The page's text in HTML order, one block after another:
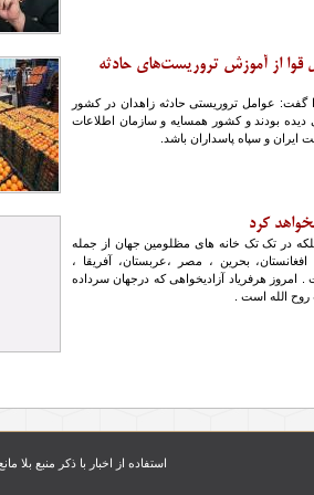
قوا از آموزش تروریست‌ها‌ی حادثه
گفت: عوامل تروریستی حادثه زاهدان در کشور
دیده بودند و کشور همسایه و سازمان اطلاعات
کرد
در تک تک خانه های مظلومین جهان از جمله
افغانستان، بحرین ، مصر ،عربستان، آفریقا ،
. امروز هرفریاد آزادیخواهی که درجهان سرداده
الله است .
استفاده از اخبار با ذکر منبع بلا